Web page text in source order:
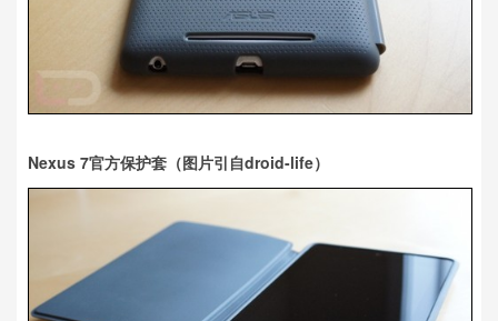
Nexus 7官方保护套（图片引自droid-life）